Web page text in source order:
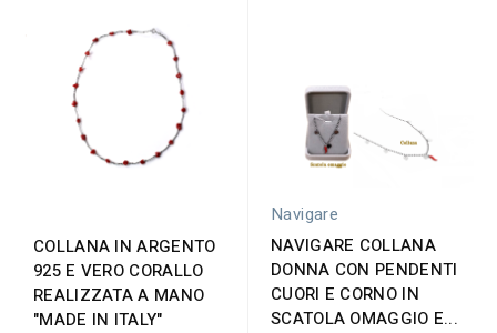
COLLANA IN ARGENTO
925 E VERO CORALLO
REALIZZATA A MANO
"MADE IN ITALY"
Navigare
NAVIGARE COLLANA
DONNA CON PENDENTI
CUORI E CORNO IN
SCATOLA OMAGGIO E...